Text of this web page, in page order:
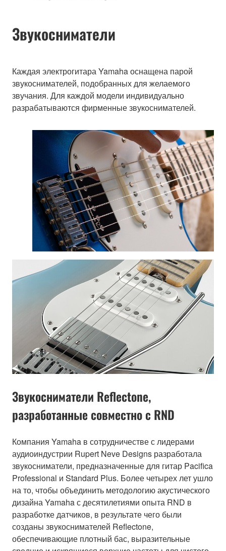
Звукосниматели
Каждая электрогитара Yamaha оснащена парой
звукоснимателей, подобранных для желаемого
звучания. Для каждой модели индивидуально
разрабатываются фирменные звукоснимателей.
Звукосниматели Reflectone,
разработанные совместно с RND
Компания Yamaha в сотрудничестве с лидерами
аудиоиндустрии Rupert Neve Designs разработала
звукосниматели, предназначенные для гитар Pacifica
Professional и Standard Plus. Более четырех лет ушло
на то, чтобы объединить методологию акустического
дизайна Yamaha с десятилетиями опыта RND в
разработке датчиков, в результате чего были
созданы звукоснимателей Reflectone,
обеспечивающие плотный бас, выразительные